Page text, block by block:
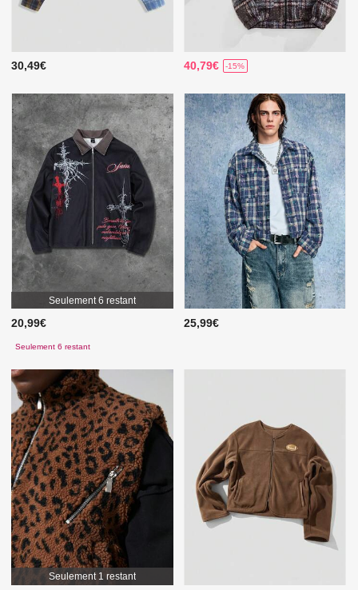
30,49€ 40,79€ -15%
Seulement 6 restant
20,99€
Seulement 6 restant
25,99€
Seulement 1 restant